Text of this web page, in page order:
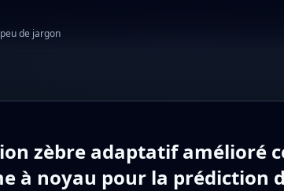
de jargon
zèbre adaptatif amélioré
à noyau pour la prédiction